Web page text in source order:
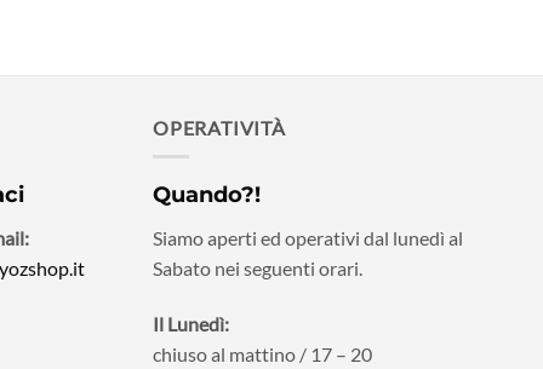
OPERATIVITÀ
Quando?!
Siamo aperti ed operativi dal lunedì al
Sabato nei seguenti orari.
Il Lunedì:
chiuso al mattino / 17 – 20